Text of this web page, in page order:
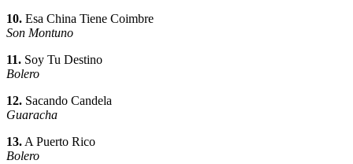
10. Esa China Tiene Coimbre
Son Montuno
11. Soy Tu Destino
Bolero
12. Sacando Candela
Guaracha
13.A Puerto Rico
Bolero